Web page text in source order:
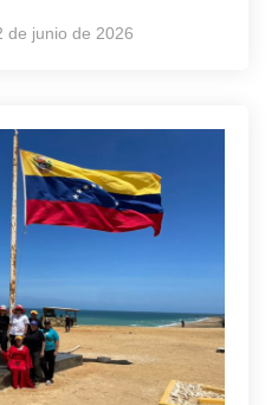
de junio de 2026